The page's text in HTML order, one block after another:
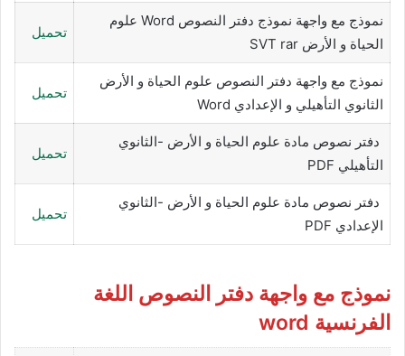
نموذج مع واجهة نموذج دفتر النصوص Word علوم
الحياة و الأرض SVT rar
تحميل
نموذج مع واجهة دفتر النصوص علوم الحياة و الأرض
الثانوي التأهيلي و الإعدادي Word
تحميل
دفتر نصوص مادة علوم الحياة و الأرض -الثانوي
التأهيلي PDF
تحميل
دفتر نصوص مادة علوم الحياة و الأرض -الثانوي
الإعدادي PDF
تحميل
نموذج مع واجهة دفتر النصوص اللغة
الفرنسية word